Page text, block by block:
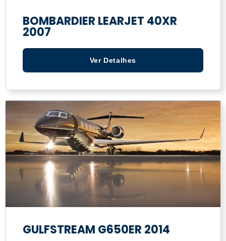
BOMBARDIER LEARJET 40XR
2007
Ver Detalhes
GULFSTREAM G650ER 2014